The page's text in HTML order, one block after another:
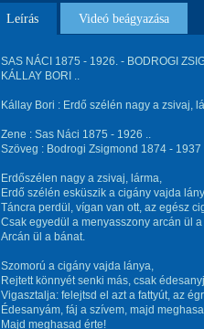
Leírás Videó beágyazása
SAS NÁCI 1875 - 1926. - BODROGI
KÁLLAY BORI ..
Kállay Bori : Erdő szélén nagy a zsivaj,
Zene : Sas Náci 1875 - 1926 ..
Szöveg : Bodrogi Zsigmond 1874 - 1937
Erdőszélen nagy a zsivaj, lárma,
Erdő szélén esküszik a cigány vajda
Táncra perdül, vígan van ott, az egész
Csak egyedül a menyasszony arcán ül
Arcán ül a bánat.
Szomorú a cigány vajda lánya,
Rejtett könnyét senki más, csak
Vigasztalja: felejtsd el azt a fattyút, az
Édesanyám, fáj a szívem, majd
Majd meghasad érte!